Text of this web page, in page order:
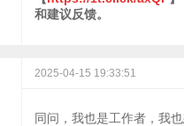
和建议反馈。
2025-04-15 19:33:51
同问，我也是工作者，我